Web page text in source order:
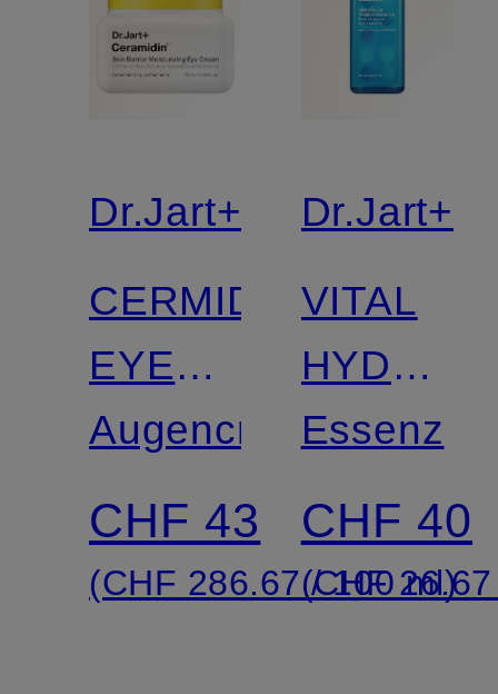
Dr.Jart+
CERMIDIN
EYE
CREAM
Augencreme
CHF 43
(CHF 286.67 / 100 ml)
Dr.Jart+
VITAL
HYDRA
HYDRO
PLUMP
Essenz
CHF 40
(CHF